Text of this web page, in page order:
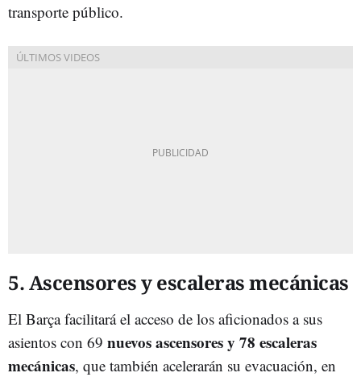
transporte público.
5. Ascensores y escaleras mecánicas
El Barça facilitará el acceso de los aficionados a sus
asientos con 69 nuevos ascensores y 78 escaleras
mecánicas, que también acelerarán su evacuación, en